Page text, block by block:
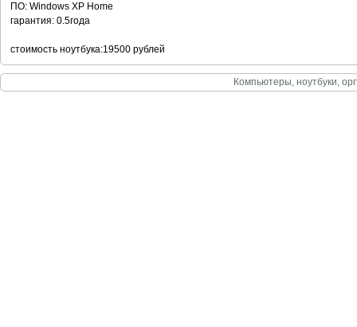
ПО: Windows XP Home
гарантия: 0.5года
стоимость ноутбука:19500 рублей
Компьютеры, ноутбуки,